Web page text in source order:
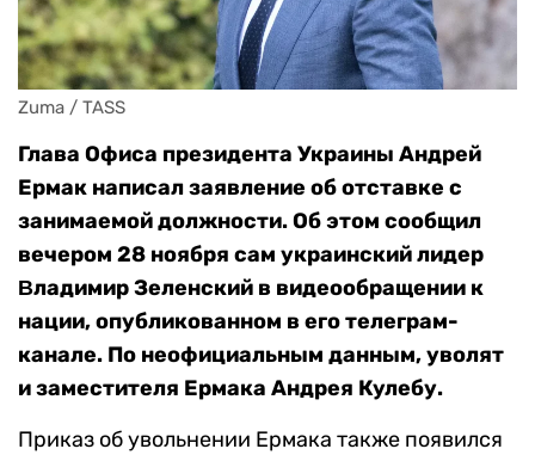
Zuma / TASS
Глава Офиса президента Украины Андрей
Ермак написал заявление об отставке с
занимаемой должности. Об этом сообщил
вечером 28 ноября сам украинский лидер
Βладимир Зеленский в видеообращении к
нации, опубликованном в его телеграм-
канале. По неофициальным данным, уволят
и заместителя Ермака Андрея Кулебу.
Приказ об увольнении Ермака также появился